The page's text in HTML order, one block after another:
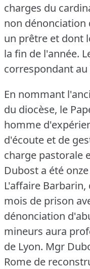
charges du
non dénonciation
un prêtre et dont
la fin de l'année.
correspondant au
En nommant
du diocèse, le
homme
d'écoute et de
charge pastorale
Dubost a été
L'affaire
mois de prison
dénonciation
mineurs aura
de Lyon. Mgr
Rome de